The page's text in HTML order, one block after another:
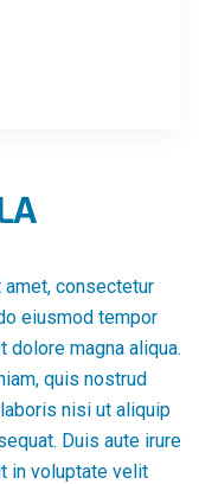
consectetur
eiusmod tempor
dolore magna aliqua.
quis nostrud
nisi ut aliquip
Duis aute irure
in voluptate velit